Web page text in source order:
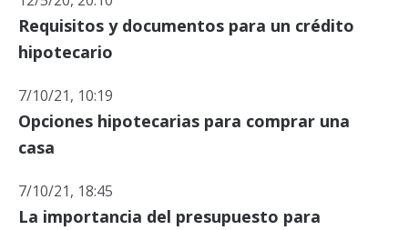
Requisitos y documentos para un crédito
hipotecario
7/10/21, 10:19
Opciones hipotecarias para comprar una
casa
7/10/21, 18:45
La importancia del presupuesto para